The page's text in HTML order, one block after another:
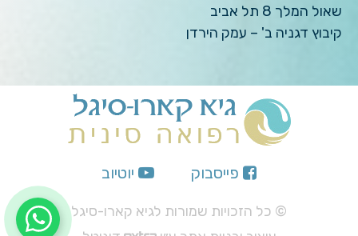
שאול המלך 8 תל אביב
קיבוץ דגניה ב' – עמק הירדן
© כל הזכויות שמורות לגיא קארו-סיגל
פייסבוק יוטיוב